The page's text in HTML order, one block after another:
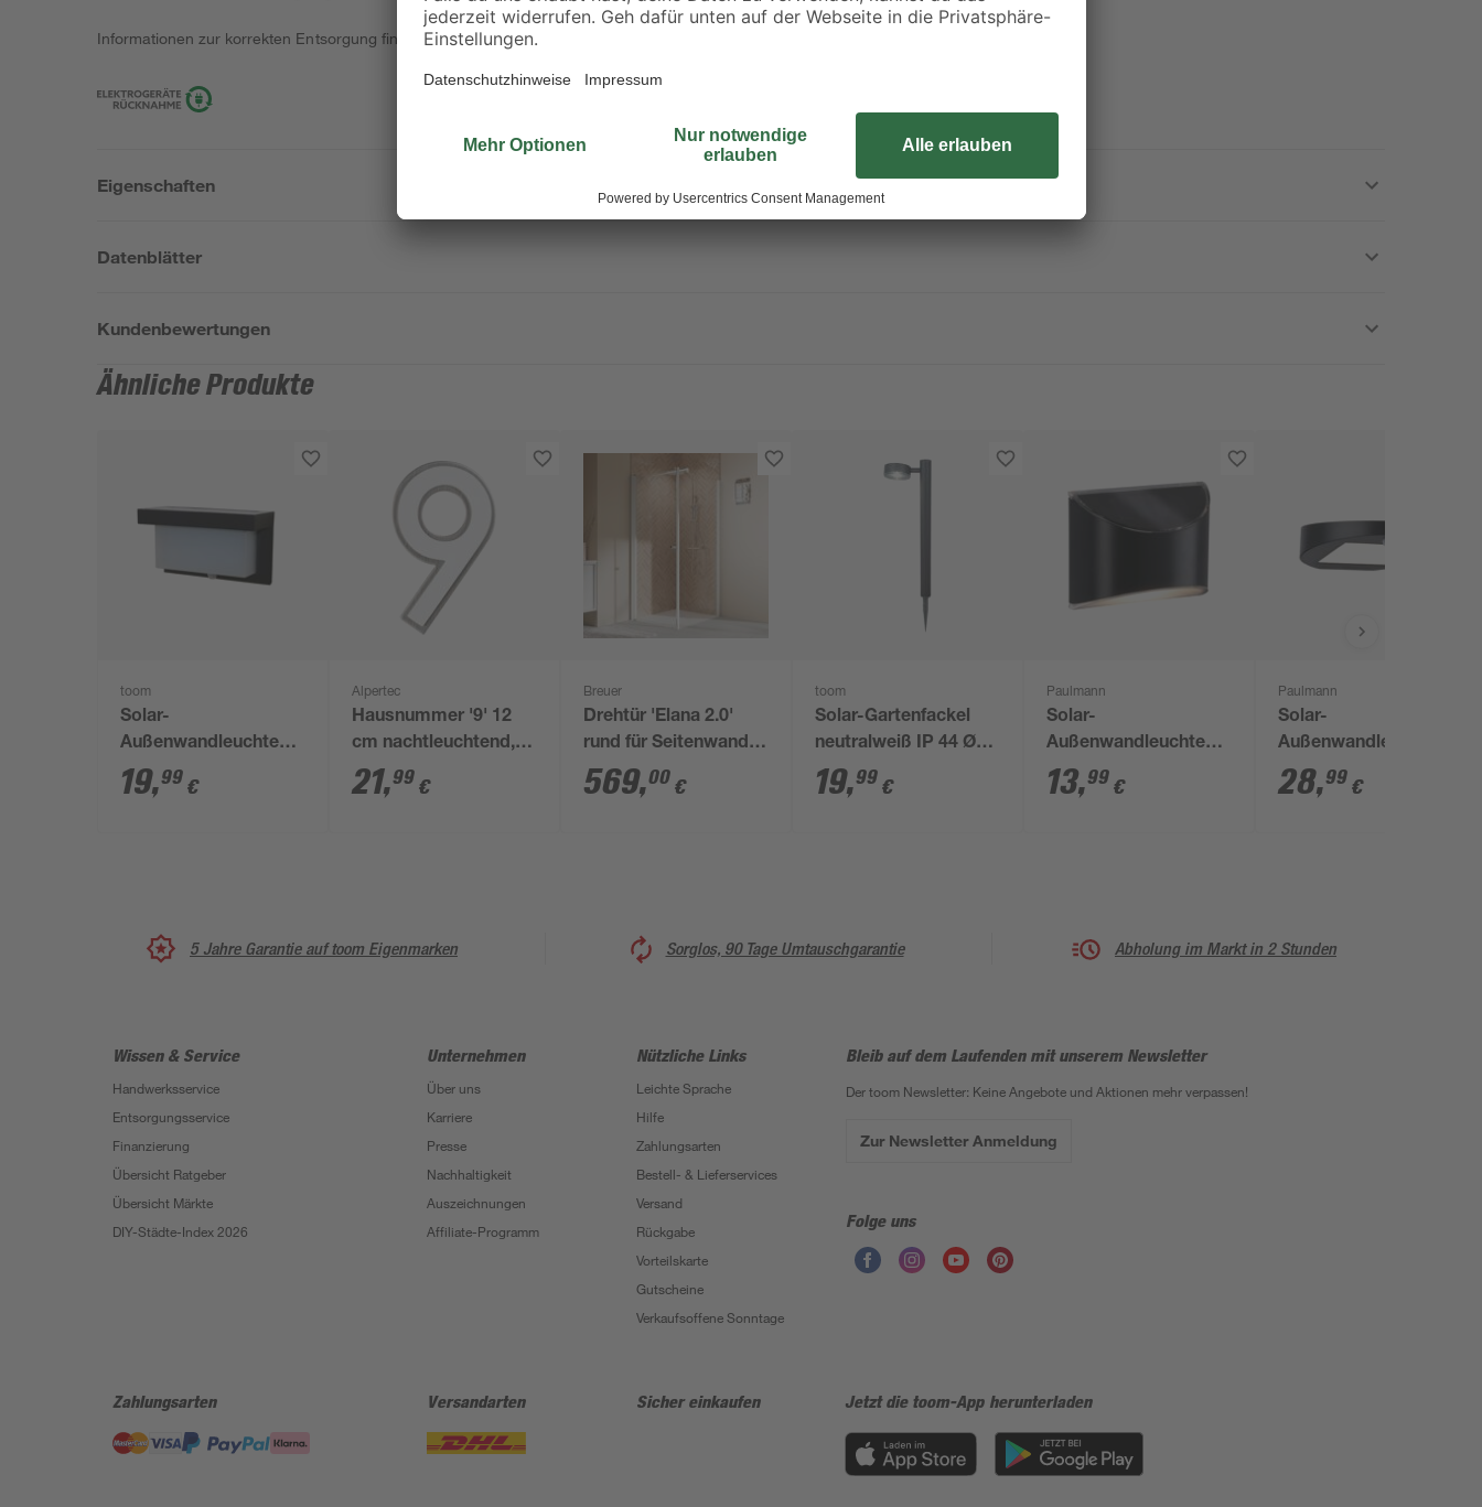
Informationen zur korrekten Entsorgung findest duhier.
Eigenschaften
Datenblätter
Kundenbewertungen
Ähnliche Produkte
toom
Solar-
Außenwandleuchte
mit
Bewegungssensor
19,99 €
Alpertec
Hausnummer '9' 12
cm nachtleuchtend,
weiß
21,99 €
Breuer
Drehtür 'Elana 2.0'
rund für Seitenwand,
Anschlag links, weiß
matt, Klarglas hell, 80
569,00 €
toom
Solar-Gartenfackel
neutralweiß IP 44 Ø
8,9 x 65 cm
19,99 €
Paulmann
Solar-
Außenwandleuchte
'Elliot' 5 lm 10 x 8 x
5,3 cm
13,99 €
Paulmann
Solar-
Außenwandleuchte
'Ryse' mit
Bewegungssensor 30
28,99 €
5 Jahre Garantie auf toom Eigenmarken Sorglos, 90 Tage Umtauschgarantie Abholung im Markt in 2 Stunden
Wissen & Service
Handwerksservice
Entsorgungsservice
Finanzierung
Übersicht Ratgeber
Übersicht Märkte
DIY-Städte-Index 2026
Unternehmen
Über uns
Karriere
Presse
Nachhaltigkeit
Auszeichnungen
Affiliate-Programm
Nützliche Links
Leichte Sprache
Hilfe
Zahlungsarten
Bestell- & Lieferservices
Versand
Rückgabe
Vorteilskarte
Gutscheine
Verkaufsoffene Sonntage
Bleib auf dem Laufenden mit unserem Newsletter
Der toom Newsletter: Keine Angebote und Aktionen mehr verpassen!
Zur Newsletter Anmeldung
Folge uns
Zahlungsarten Versandarten Sicher einkaufen Jetzt die toom-App herunterladen